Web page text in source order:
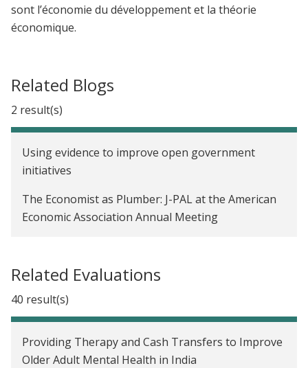
sont l’économie du développement et la théorie
économique.
Related Blogs
2 result(s)
Using evidence to improve open government
initiatives
The Economist as Plumber: J-PAL at the American
Economic Association Annual Meeting
Related Evaluations
40 result(s)
Providing Therapy and Cash Transfers to Improve
Older Adult Mental Health in India